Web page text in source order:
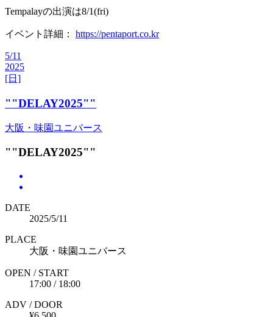
Tempalayの出演は8/1(fri)
イベント詳細： https://pentaport.co.kr
5/11
2025
[日]
""DELAY2025""
大阪・味園ユニバース
""DELAY2025""
DATE
2025/5/11
PLACE
大阪・味園ユニバース
OPEN / START
17:00 / 18:00
ADV / DOOR